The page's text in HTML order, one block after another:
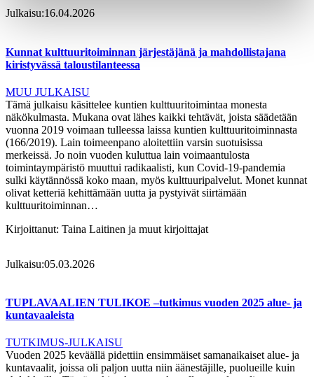
Julkaisu:16.04.2026
Kunnat kulttuuritoiminnan järjestäjänä ja mahdollistajana
kiristyvässä taloustilanteessa
MUU JULKAISU
Tämä julkaisu käsittelee kuntien kulttuuritoimintaa monesta
näkökulmasta. Mukana ovat lähes kaikki tehtävät, joista säädetään
vuonna 2019 voimaan tulleessa laissa kuntien kulttuuritoiminnasta
(166/2019). Lain toimeenpano aloitettiin varsin suotuisissa
merkeissä. Jo noin vuoden kuluttua lain voimaantulosta
toimintaympäristö muuttui radikaalisti, kun Covid-19-pandemia
sulki käytännössä koko maan, myös kulttuuripalvelut. Monet kunnat
olivat ketteriä kehittämään uutta ja pystyivät siirtämään
kulttuuritoiminnan…
Kirjoittanut: Taina Laitinen ja muut kirjoittajat
Julkaisu:05.03.2026
TUPLAVAALIEN TULIKOE –tutkimus vuoden 2025 alue- ja
kuntavaaleista
TUTKIMUS-JULKAISU
Vuoden 2025 keväällä pidettiin ensimmäiset samanaikaiset alue- ja
kuntavaalit, joissa oli paljon uutta niin äänestäjille, puolueille kuin